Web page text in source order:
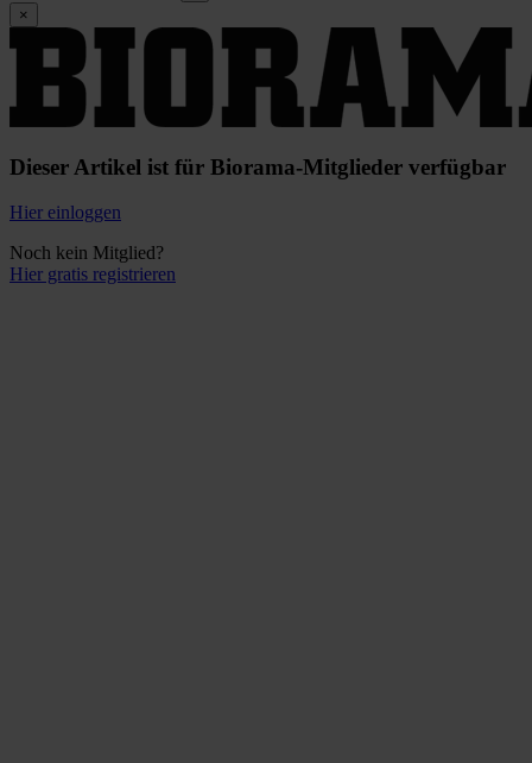
×
Dieser Artikel ist für Biorama-Mitglieder verfügbar
Hier einloggen
Noch kein Mitglied?
Hier gratis registrieren